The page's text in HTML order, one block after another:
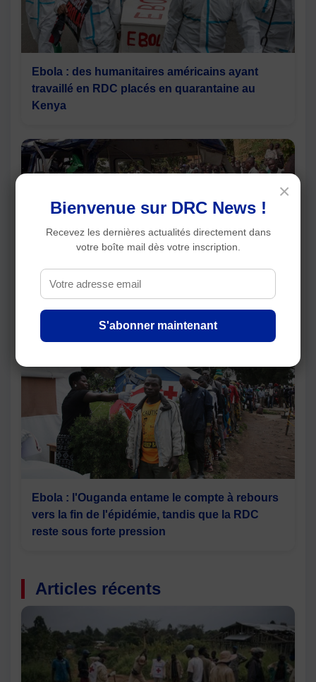
Ebola : des humanitaires américains ayant
travaillé en RDC placés en quarantaine au
Kenya
Ouganda : 20 écoliers et un adulte meurent
dans le renversement d'un bus scolaire, les
sorties éducatives suspendues
Ebola : l'Ouganda entame le compte à rebours
vers la fin de l'épidémie, tandis que la RDC
reste sous forte pression
Articles récents
×
Bienvenue sur DRC News !
Recevez les dernières actualités directement dans
votre boîte mail dès votre inscription.
S'abonner maintenant